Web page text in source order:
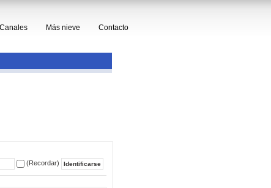
Canales Más nieve Contacto
(Recordar)